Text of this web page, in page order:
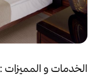
الخدمات و المميزات :